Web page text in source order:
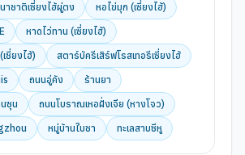
าชาติเซี่ยงไฮ้ผู่ตง
หอไข่มุก (เซี่ยงไฮ้)
หาดไว่ทาน (เซี่ยงไฮ้)
ซี่ยงไฮ้)
สตาร์บัครีเสิร์ฟโรสเทอรีเซี่ยงไฮ้
ถนนอู่คัง
ร้านยา
ซุน
ถนนโบราณเหอฝั่งเจีย (หางโจว)
หมู่บ้านใบชา ทะเลสาบซีหู